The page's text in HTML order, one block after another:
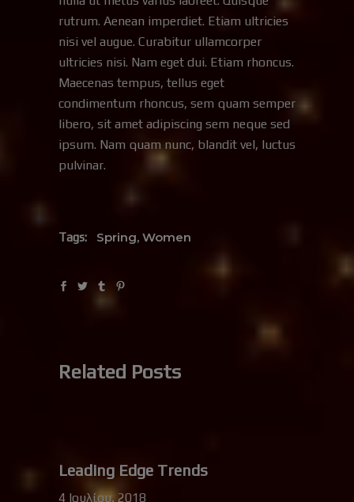
rutrum. Aenean imperdiet. Etiam ultricies
nisi vel augue. Curabitur ullamcorper
ultricies nisi. Nam eget dui. Etiam rhoncus.
Maecenas tempus, tellus eget
condimentum rhoncus, sem quam semper
libero, sit amet adipiscing sem neque sed
ipsum. Nam quam nunc, blandit vel, luctus
pulvinar.
Tags: Spring, Women
Related Posts
Leading Edge Trends
4 Ιουλίου, 2018